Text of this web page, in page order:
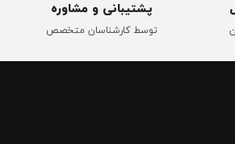
پشتیبانی و مشاوره
توسط کارشناسان متخصص